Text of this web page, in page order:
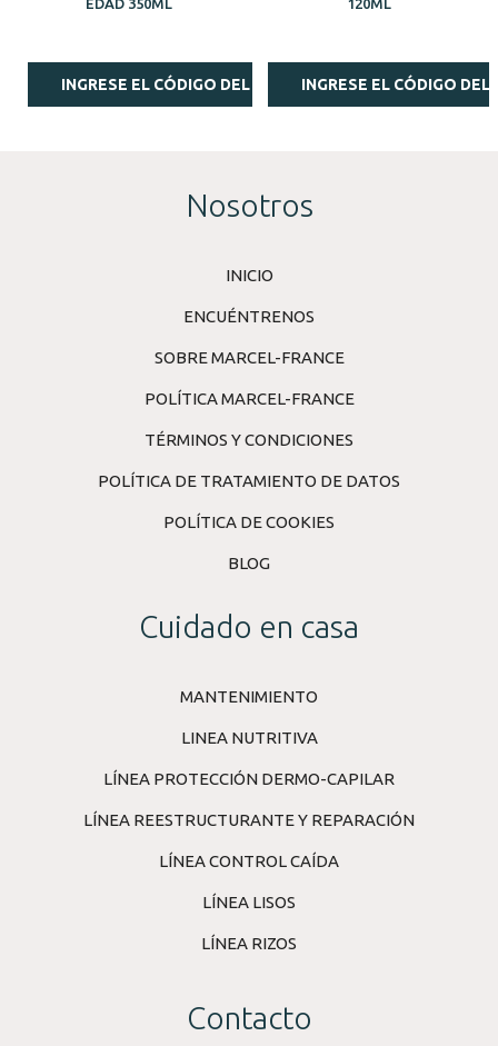
EDAD 350ML
INGRESE EL CÓDIGO DEL ESTILISTA
120ML
INGRESE EL CÓDIGO DEL
Nosotros
INICIO
ENCUÉNTRENOS
SOBRE MARCEL-FRANCE
POLÍTICA MARCEL-FRANCE
TÉRMINOS Y CONDICIONES
POLÍTICA DE TRATAMIENTO DE DATOS
POLÍTICA DE COOKIES
BLOG
Cuidado en casa
MANTENIMIENTO
LINEA NUTRITIVA
LÍNEA PROTECCIÓN DERMO-CAPILAR
LÍNEA REESTRUCTURANTE Y REPARACIÓN
LÍNEA CONTROL CAÍDA
LÍNEA LISOS
LÍNEA RIZOS
Contacto